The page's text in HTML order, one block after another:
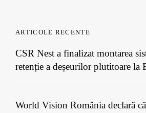
ARTICOLE RECENTE
CSR Nest a finalizat montarea
retenție a deșeurilor plutitoare la
World Vision România declară